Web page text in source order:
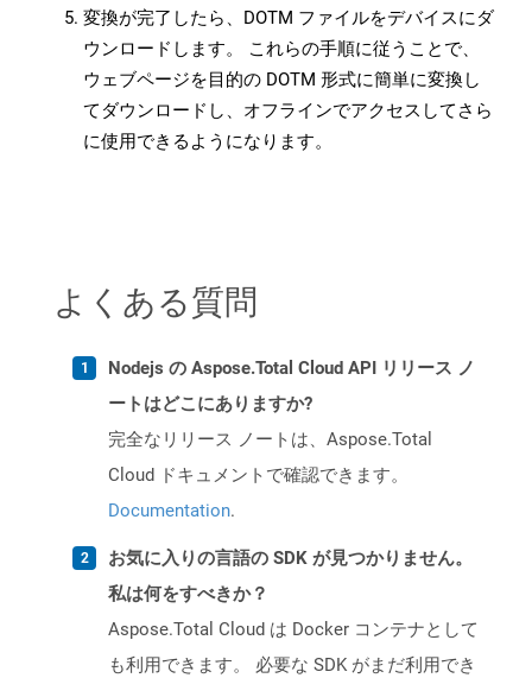
変換が完了したら、DOTM ファイルをデバイスにダ
ウンロードします。 これらの手順に従うことで、
ウェブページを目的の DOTM 形式に簡単に変換し
てダウンロードし、オフラインでアクセスしてさら
に使用できるようになります。
よくある質問
Nodejs の Aspose.Total Cloud API リリース ノ
ートはどこにありますか?
完全なリリース ノートは、Aspose.Total
Cloud ドキュメントで確認できます。
Documentation.
お気に入りの言語の SDK が見つかりません。
私は何をすべきか？
Aspose.Total Cloud は Docker コンテナとして
も利用できます。 必要な SDK がまだ利用でき